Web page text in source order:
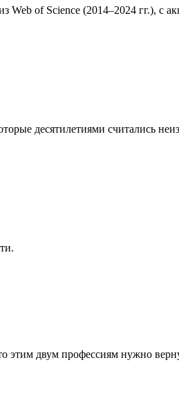
Web of Science (2014–2024 гг.), с
десятилетиями считались
этим двум профессиям нужно